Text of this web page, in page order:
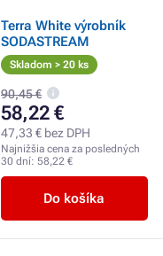
Terra White výrobník
SODASTREAM
Skladom > 20 ks
90,45 €
58,22 €
47,33 € bez DPH
Najnižšia cena za posledných
30 dní: 58,22 €
Do košíka